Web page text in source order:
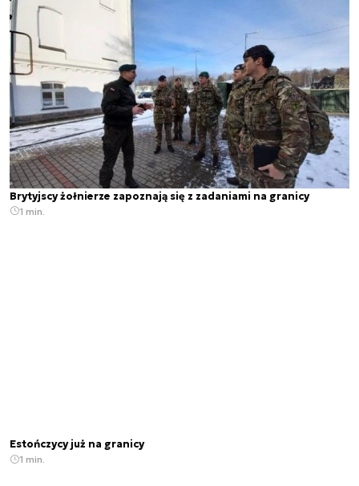
Brytyjscy żołnierze zapoznają się z zadaniami na granicy
1 min.
Estończycy już na granicy
1 min.